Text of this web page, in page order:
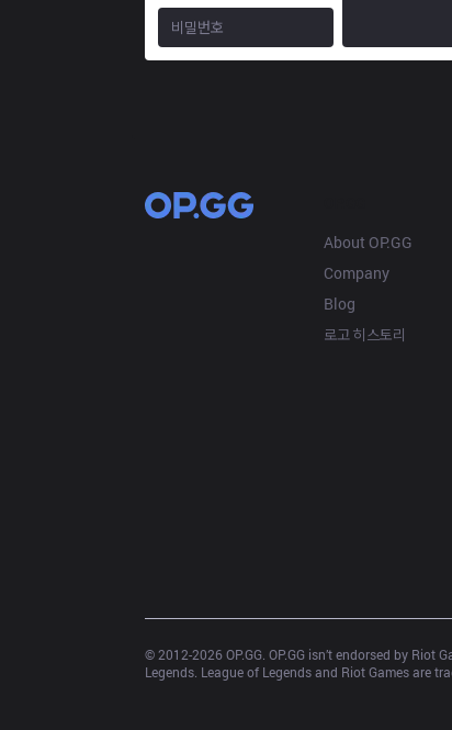
About OP.GG
Company
Blog
로고 히스토리
© 2012-2026 OP.GG. OP.GG isn’t endorsed by
Legends. League of Legends and Riot Games are